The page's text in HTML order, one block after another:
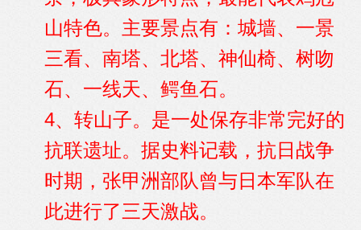
山特色。主要景点有：城墙、一景
三看、南塔、北塔、神仙椅、树吻
石、一线天、鳄鱼石。
4、转山子。是一处保存非常完好的
抗联遗址。据史料记载，抗日战争
时期，张甲洲部队曾与日本军队在
此进行了三天激战。